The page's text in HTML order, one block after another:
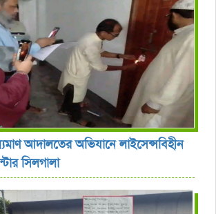
আদালতের অভিযানে লাইসেন্সবিহীন
সিলগালা